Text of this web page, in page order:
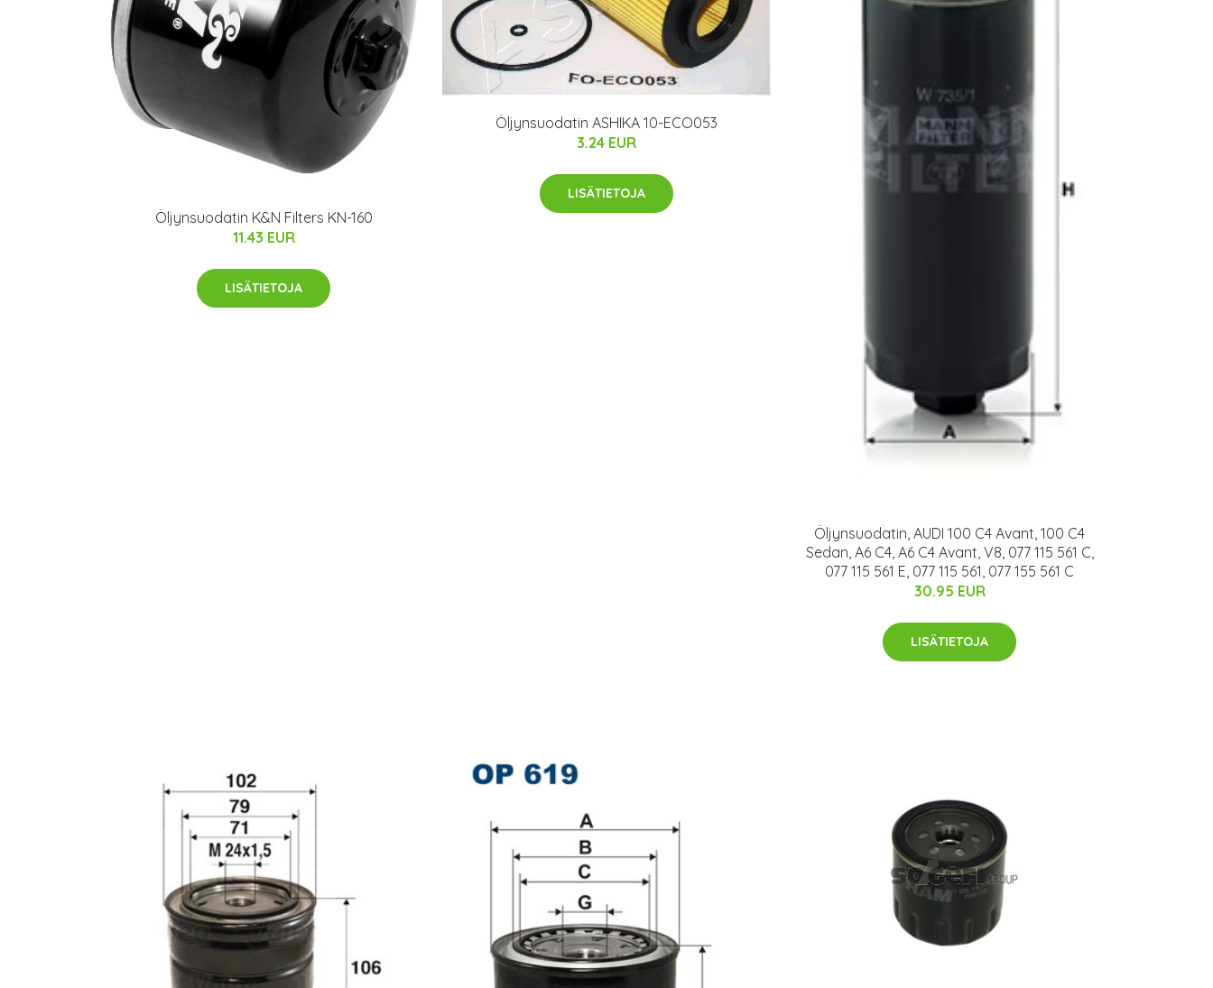
Öljynsuodatin K&N Filters KN-160
11.43 EUR
LISÄTIETOJA
Öljynsuodatin ASHIKA 10-ECO053
3.24 EUR
LISÄTIETOJA
Öljynsuodatin, AUDI 100 C4 Avant, 100 C4
Sedan, A6 C4, A6 C4 Avant, V8, 077 115 561 C,
077 115 561 E, 077 115 561, 077 155 561 C
30.95 EUR
LISÄTIETOJA